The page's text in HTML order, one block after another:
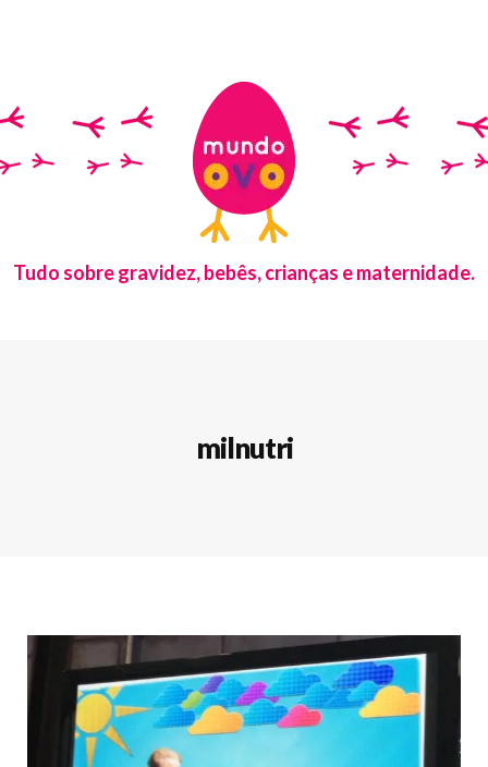
Tudo sobre gravidez, bebês, crianças e maternidade.
milnutri